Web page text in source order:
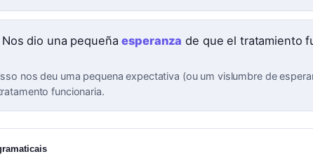
Nos dio una pequeñaesperanza de que el tratamiento
nos deu uma pequena expectativa (ou um vislumbre de
funcionaria.